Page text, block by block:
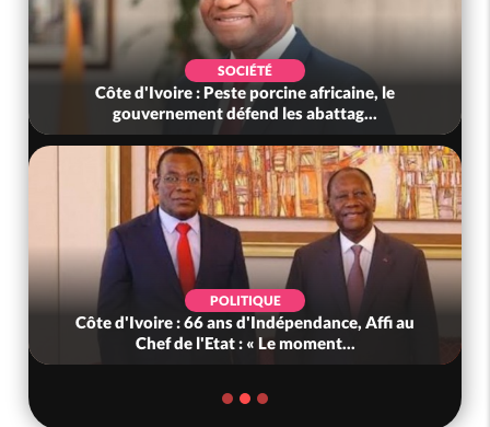
SOCIÉTÉ
Côte d'Ivoire : Peste porcine africaine, le
gouvernement défend les abattag...
POLITIQUE
Côte d'Ivoire : 66 ans d'Indépendance, Affi au
Chef de l'Etat : « Le moment...